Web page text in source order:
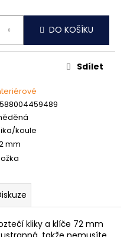
DO KOŠÍKU
koule
mm
Sdílet
kliky a klíče 72 mm